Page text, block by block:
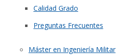
Calidad Grado
Preguntas Frecuentes
Máster en Ingeniería Militar